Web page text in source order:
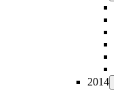
2014